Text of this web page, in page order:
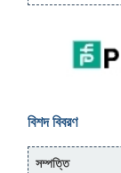
বিশদ বিবরণ
সম্পত্তি